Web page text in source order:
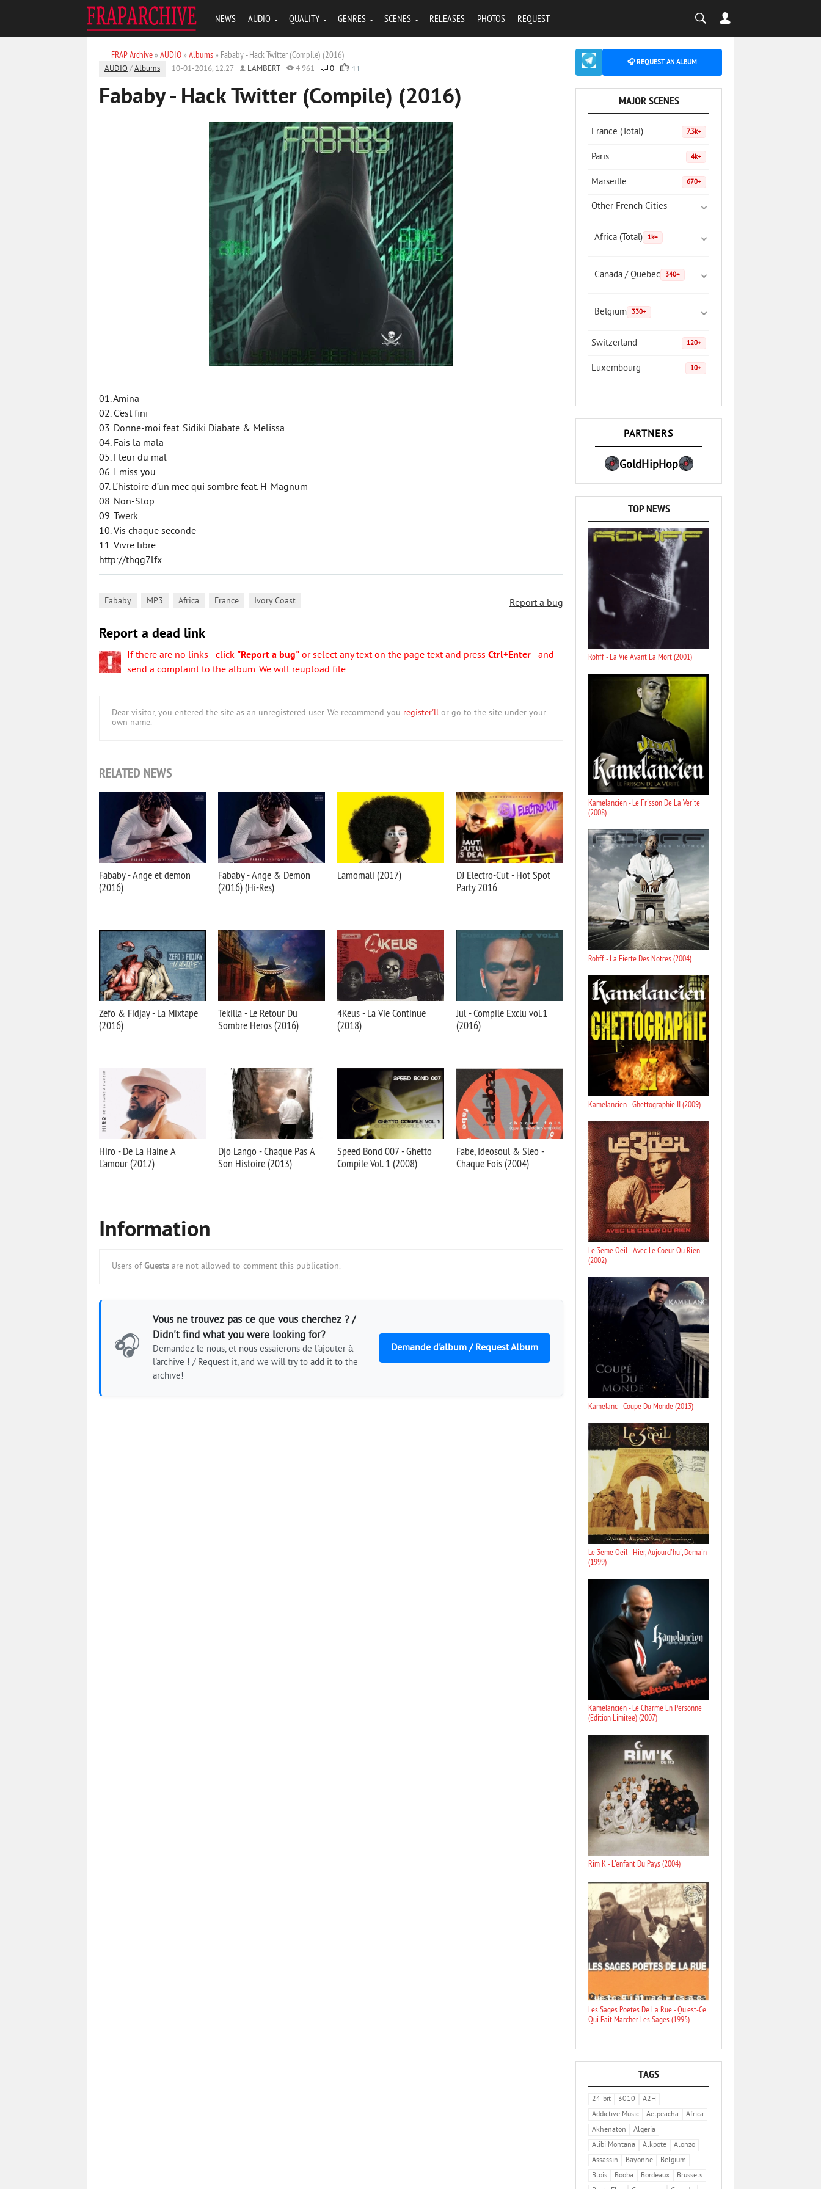
NEWS AUDIO QUALITY GENRES SCENES RELEASES PHOTOS REQUEST
FRAP Archive» AUDIO» Albums» Fababy - Hack Twitter (Compile) (2016)
AUDIO /Albums 10-01-2016, 12:27 LAMBERT 4 961 0 11
Fababy - Hack Twitter (Compile) (2016)
01. Amina
02. C’est fini
03. Donne-moi feat. Sidiki Diabate & Melissa
04. Fais la mala
05. Fleur du mal
06. I miss you
07. L’histoire d’un mec qui sombre feat. H-Magnum
08. Non-Stop
09. Twerk
10. Vis chaque seconde
11. Vivre libre
http://thqg7lfx
Report a bug
Fababy MP3 Africa France Ivory Coast
Report a dead link
If there are no links - click "Report a bug" or select any text on the page text and press Ctrl+Enter - and
send a complaint to the album. We will reupload file.
Dear visitor, you entered the site as an unregistered user. We recommend you register'll or go to the site under your
own name.
RELATED NEWS
Fababy - Ange et demon
(2016)
Fababy - Ange & Demon
(2016) (Hi-Res)
Lamomali (2017)
DJ Electro-Cut - Hot Spot
Party 2016
Zefo & Fidjay - La Mixtape
(2016)
Tekilla - Le Retour Du
Sombre Heros (2016)
4Keus - La Vie Continue
(2018)
Jul - Compile Exclu vol.1
(2016)
Hiro - De La Haine A
L'amour (2017)
Djo Lango - Chaque Pas A
Son Histoire (2013)
Speed Bond 007 - Ghetto
Compile Vol. 1 (2008)
Fabe, Ideosoul & Sleo -
Chaque Fois (2004)
Information
Users of Guests are not allowed to comment this publication.
🎧
Vous ne trouvez pas ce que vous cherchez ? /
Didn't find what you were looking for?
Demandez-le nous, et nous essaierons de l'ajouter à
l'archive ! / Request it, and we will try to add it to the
archive!
Demande d'album / Request Album
🎧 REQUEST AN ALBUM
MAJOR SCENES
France (Total) 7.3k+
Paris 4k+
Marseille 670+
Other French Cities
Africa (Total) 1k+
Canada / Quebec 340+
Belgium 330+
Switzerland 120+
Luxembourg 10+
PARTNERS
GoldHipHop
TOP NEWS
Rohff - La Vie Avant La Mort (2001)
Kamelancien - Le Frisson De La Verite
(2008)
Rohff - La Fierte Des Notres (2004)
Kamelancien - Ghettographie II (2009)
Le 3eme Oeil - Avec Le Coeur Ou Rien
(2002)
Kamelanc - Coupe Du Monde (2013)
Le 3eme Oeil - Hier, Aujourd'hui, Demain
(1999)
Kamelancien - Le Charme En Personne
(Edition Limitee) (2007)
Rim K - L'enfant Du Pays (2004)
Les Sages Poetes De La Rue - Qu'est-Ce
Qui Fait Marcher Les Sages (1995)
TAGS
24-bit 3010
A2H
Addictive Music
Aelpeacha
Africa
Akhenaton
Algeria
Alibi Montana
Alkpote
Alonzo
Assassin
Bayonne
Belgium
Blois
Booba Bordeaux
Brussels